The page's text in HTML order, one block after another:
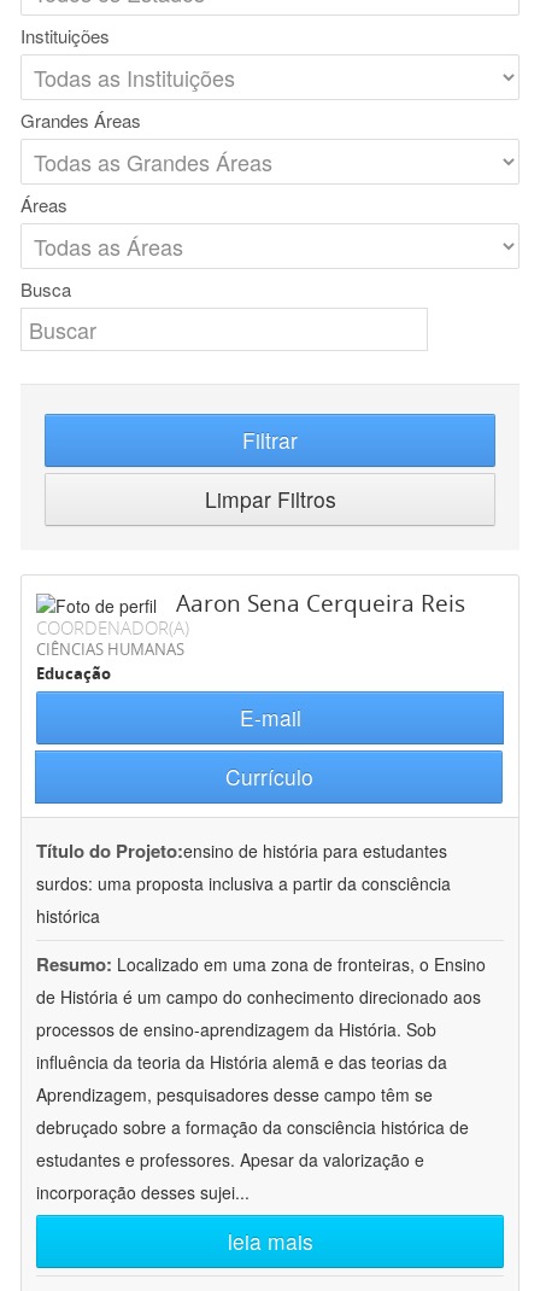
Instituições
Grandes Áreas
Áreas
Busca
Filtrar
Limpar Filtros
Aaron Sena Cerqueira Reis
COORDENADOR(A)
CIÊNCIAS HUMANAS
Educação
E-mail
Currículo
Título do Projeto:ensino de história para estudantes
surdos: uma proposta inclusiva a partir da consciência
histórica
Resumo: Localizado em uma zona de fronteiras, o Ensino
de História é um campo do conhecimento direcionado aos
processos de ensino-aprendizagem da História. Sob
influência da teoria da História alemã e das teorias da
Aprendizagem, pesquisadores desse campo têm se
debruçado sobre a formação da consciência histórica de
estudantes e professores. Apesar da valorização e
incorporação desses sujei...
leia mais